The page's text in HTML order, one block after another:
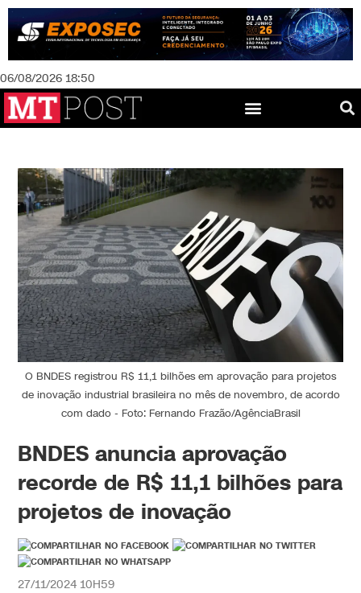
06/08/2026 18:50
O BNDES registrou R$ 11,1 bilhões em aprovação para projetos
de inovação industrial brasileira no mês de novembro, de acordo
com dado - Foto: Fernando Frazão/AgênciaBrasil
BNDES anuncia aprovação
recorde de R$ 11,1 bilhões para
projetos de inovação
27/11/2024 10H59